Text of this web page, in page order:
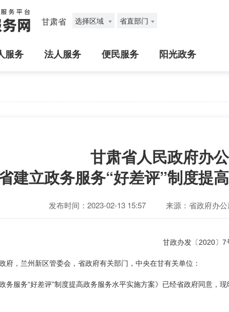
甘肃省 选择区域 省直部门
服务 法人服务 便民服务 阳光政务
甘肃省人民政府办
省建立政务服务“好差评”制度提
发布时间：2023-02-13 15:57 来源：省政府办
甘政办发〔2020〕7
府，兰州新区管委会，省政府有关部门，中央在甘有关单位：
服务“好差评”制度提高政务服务水平实施方案》已经省政府同意，现